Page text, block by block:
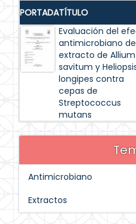
PORTADATÍTULO
Evaluación del
antimicrobiano
extracto de Allium
savitum y
longipes contra
cepas de
Streptococcus
mutans
Antimicrobiano
Extractos